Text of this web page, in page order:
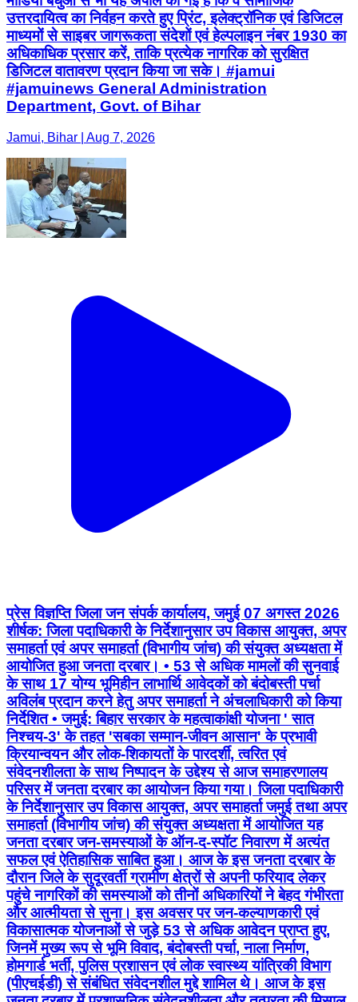
उत्तरदायित्व का निर्वहन करते हुए प्रिंट, इलेक्ट्रॉनिक एवं डिजिटल
माध्यमों से साइबर जागरूकता संदेशों एवं हेल्पलाइन नंबर 1930 का
अधिकाधिक प्रसार करें, ताकि प्रत्येक नागरिक को सुरक्षित
डिजिटल वातावरण प्रदान किया जा सके। #jamui
#jamuinews General Administration
Department, Govt. of Bihar
Jamui, Bihar | Aug 7, 2026
प्रेस विज्ञप्ति जिला जन संपर्क कार्यालय, जमुई 07 अगस्त 2026
शीर्षक: जिला पदाधिकारी के निर्देशानुसार उप विकास आयुक्त, अपर
समाहर्ता एवं अपर समाहर्ता (विभागीय जांच) की संयुक्त अध्यक्षता में
आयोजित हुआ जनता दरबार। • 53 से अधिक मामलों की सुनवाई
के साथ 17 योग्य भूमिहीन लाभार्थि आवेदकों को बंदोबस्ती पर्चा
अविलंब प्रदान करने हेतु अपर समाहर्ता ने अंचलाधिकारी को किया
निर्देशित • जमुई: बिहार सरकार के महत्वाकांक्षी योजना ' सात
निश्चय-3' के तहत 'सबका सम्मान-जीवन आसान' के प्रभावी
क्रियान्वयन और लोक-शिकायतों के पारदर्शी, त्वरित एवं
संवेदनशीलता के साथ निष्पादन के उद्देश्य से आज समाहरणालय
परिसर में जनता दरबार का आयोजन किया गया। जिला पदाधिकारी
के निर्देशानुसार उप विकास आयुक्त, अपर समाहर्ता जमुई तथा अपर
समाहर्ता (विभागीय जांच) की संयुक्त अध्यक्षता में आयोजित यह
जनता दरबार जन-समस्याओं के ऑन-द-स्पॉट निवारण में अत्यंत
सफल एवं ऐतिहासिक साबित हुआ। आज के इस जनता दरबार के
दौरान जिले के सुदूरवर्ती ग्रामीण क्षेत्रों से अपनी फरियाद लेकर
पहुंचे नागरिकों की समस्याओं को तीनों अधिकारियों ने बेहद गंभीरता
और आत्मीयता से सुना। इस अवसर पर जन-कल्याणकारी एवं
विकासात्मक योजनाओं से जुड़े 53 से अधिक आवेदन प्राप्त हुए,
जिनमें मुख्य रूप से भूमि विवाद, बंदोबस्ती पर्चा, नाला निर्माण,
होमगार्ड भर्ती, पुलिस प्रशासन एवं लोक स्वास्थ्य यांत्रिकी विभाग
(पीएचईडी) से संबंधित संवेदनशील मुद्दे शामिल थे। आज के इस